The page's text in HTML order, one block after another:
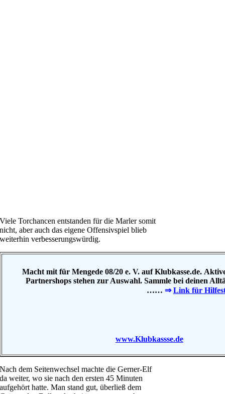
Viele Torchancen entstanden für die Marler somit
nicht, aber auch das eigene Offensivspiel blieb
weiterhin verbesserungswürdig.
Macht mit für Mengede 08/20 e. V. auf Klubkasse.de.
Partnershops stehen zur Auswahl. Sammle bei deinen
…… ⇒Link für
www.Klubkassse.de
Nach dem Seitenwechsel machte die Gerner-Elf
da weiter, wo sie nach den ersten 45 Minuten
aufgehört hatte. Man stand gut, überließ dem